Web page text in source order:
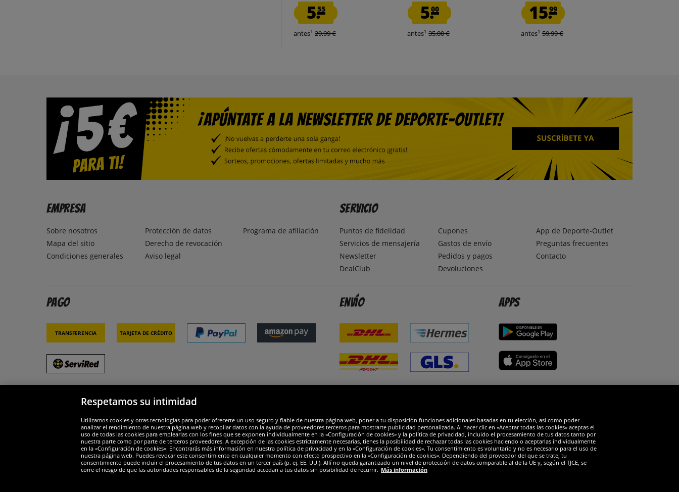
5.55
antes1 29,99 €
5.00
antes1 35,00 €
15.99
antes1 59,99 €
Empresa
Sobre nosotros
Mapa del sitio
Condiciones generales
Protección de datos
Derecho de revocación
Aviso legal
Programa de afiliación
Servicio
Puntos de fidelidad
Servicios de mensajería
Newsletter
DealClub
Cupones
Gastos de envío
Pedidos y pagos
Devoluciones
App de Deporte-Outlet
Preguntas frecuentes
Contacto
Pago
Transferencia Tarjeta de crédito
Envío Apps
Widerruf
Respetamos su intimidad
Utilizamos cookies y otras tecnologías para poder ofrecerte un uso seguro y fiable de nuestra página web, poner a tu disposición funciones adicionales basadas en tu elección, así como poder
analizar el rendimiento de nuestra página web y recopilar datos con la ayuda de proveedores terceros para mostrarte publicidad personalizada. Al hacer clic en «Aceptar todas las cookies» aceptas el
uso de todas las cookies para emplearlas con los fines que se exponen individualmente en la «Configuración de cookies» y la política de privacidad, incluido el procesamiento de tus datos tanto por
nuestra parte como por parte de terceros proveedores. A excepción de las cookies estrictamente necesarias, tienes la posibilidad de rechazar todas las cookies haciendo o aceptarlas individualmente
en la «Configuración de cookies». Encontrarás más información en nuestra política de privacidad y en la «Configuración de cookies». Tu consentimiento es voluntario y no es necesario para el uso de
nuestra página web. Puedes revocar este consentimiento en cualquier momento con efecto prospectivo en la «Configuración de cookies». Dependiendo del proveedor del que se trate, tu
consentimiento puede incluir el procesamiento de tus datos en un tercer país (p. ej. EE. UU.). Allí no queda garantizado un nivel de protección de datos comparable al de la UE y, según el TJCE, se
corre el riesgo de que las autoridades responsables de la seguridad accedan a tus datos sin posibilidad de recurrir. Más información